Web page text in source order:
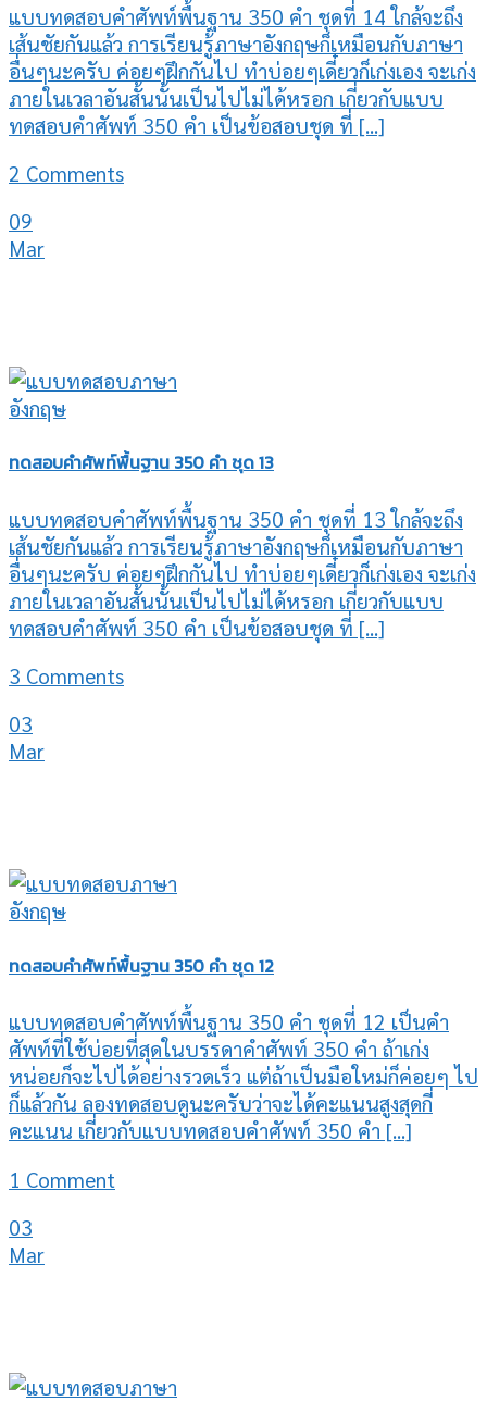
แบบทดสอบคำศัพท์พื้นฐาน 350 คำ ชุดที่ 14 ใกล้จะถึง
เส้นชัยกันแล้ว การเรียนรู้ภาษาอังกฤษก็เหมือนกับภาษา
อื่นๆนะครับ ค่อยๆฝึกกันไป ทำบ่อยๆเดี๋ยวก็เก่งเอง จะเก่ง
ภายในเวลาอันสั้นนั้นเป็นไปไม่ได้หรอก เกี่ยวกับแบบ
ทดสอบคำศัพท์ 350 คำ เป็นข้อสอบชุด ที่ [...]
2 Comments
09
Mar
ทดสอบคำศัพท์พื้นฐาน 350 คำ ชุด 13
แบบทดสอบคำศัพท์พื้นฐาน 350 คำ ชุดที่ 13 ใกล้จะถึง
เส้นชัยกันแล้ว การเรียนรู้ภาษาอังกฤษก็เหมือนกับภาษา
อื่นๆนะครับ ค่อยๆฝึกกันไป ทำบ่อยๆเดี๋ยวก็เก่งเอง จะเก่ง
ภายในเวลาอันสั้นนั้นเป็นไปไม่ได้หรอก เกี่ยวกับแบบ
ทดสอบคำศัพท์ 350 คำ เป็นข้อสอบชุด ที่ [...]
3 Comments
03
Mar
ทดสอบคำศัพท์พื้นฐาน 350 คำ ชุด 12
แบบทดสอบคำศัพท์พื้นฐาน 350 คำ ชุดที่ 12 เป็นคำ
ศัพท์ที่ใช้บ่อยที่สุดในบรรดาคำศัพท์ 350 คำ ถ้าเก่ง
หน่อยก็จะไปได้อย่างรวดเร็ว แต่ถ้าเป็นมือใหม่ก็ค่อยๆ ไป
ก็แล้วกัน ลองทดสอบดูนะครับว่าจะได้คะแนนสูงสุดกี่
คะแนน เกี่ยวกับแบบทดสอบคำศัพท์ 350 คำ [...]
1 Comment
03
Mar